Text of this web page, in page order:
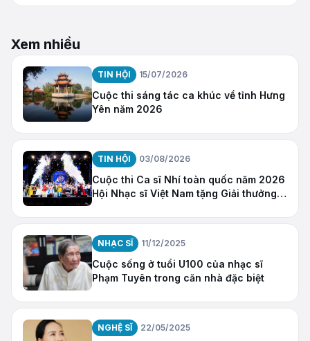
Xem nhiều
TIN HỘI 15/07/2026
Cuộc thi sáng tác ca khúc về tỉnh Hưng
Yên năm 2026
TIN HỘI 03/08/2026
Cuộc thi Ca sĩ Nhí toàn quốc năm 2026
Hội Nhạc sĩ Việt Nam tặng Giải thưởng
NHẠC SĨ 11/12/2025
Cuộc sống ở tuổi U100 của nhạc sĩ
Phạm Tuyên trong căn nhà đặc biệt
NGHỆ SĨ 22/05/2025